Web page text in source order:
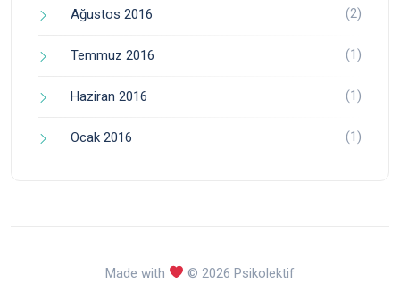
Ağustos 2016 (2)
Temmuz 2016 (1)
Haziran 2016 (1)
Ocak 2016 (1)
Made with © 2026 Psikolektif